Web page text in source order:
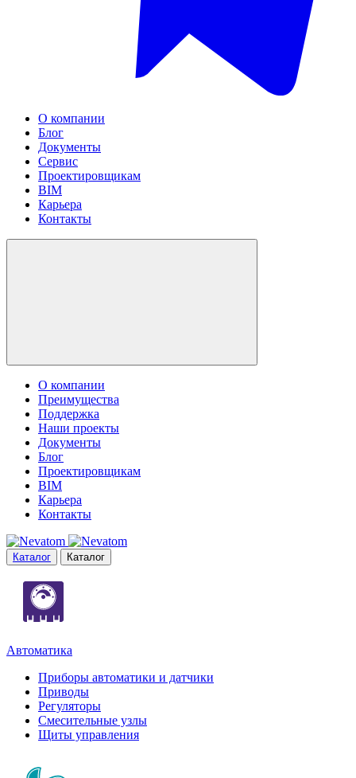
О компании
Блог
Документы
Сервис
Проектировщикам
BIM
Карьера
Контакты
О компании
Преимущества
Поддержка
Наши проекты
Документы
Блог
Проектировщикам
BIM
Карьера
Контакты
Каталог Каталог
Автоматика
Приборы автоматики и датчики
Приводы
Регуляторы
Смесительные узлы
Щиты управления